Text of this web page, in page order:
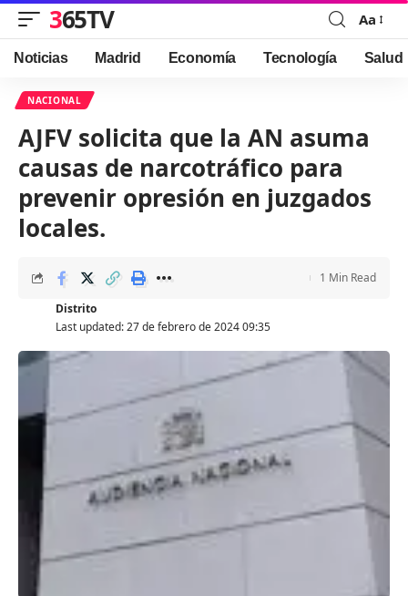
365TV
Font
Resizer
Aa
Noticias Madrid Economía Tecnología Salud
NACIONAL
AJFV solicita que la AN asuma
causas de narcotráfico para
prevenir opresión en juzgados
locales.
Last updated: 27 de febrero de 2024 09:35
Distrito
1 Min Read